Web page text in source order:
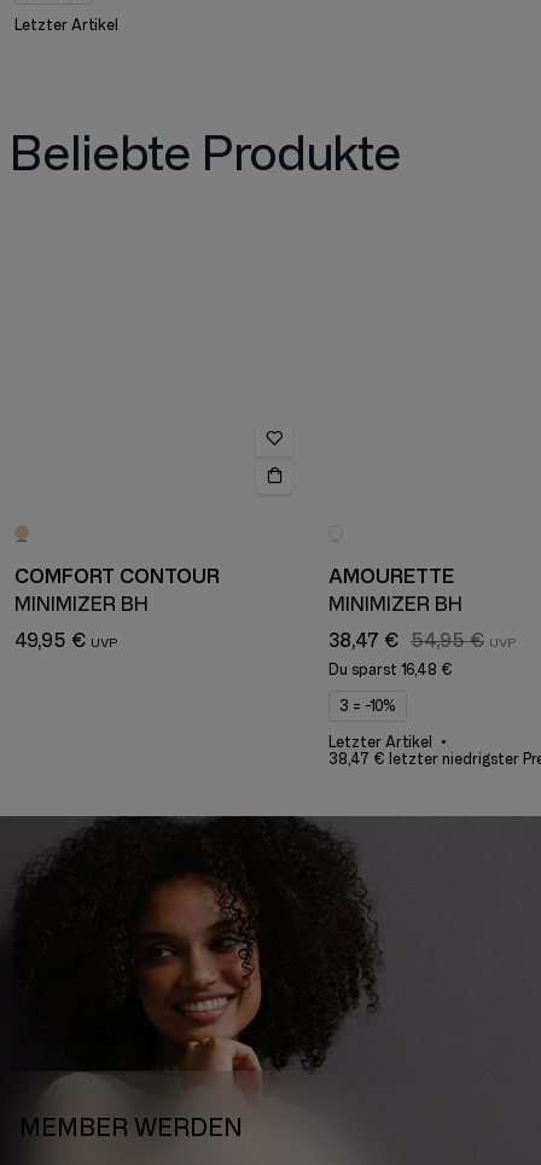
Letzter Artikel
Beliebte Produkte
COMFORT CONTOUR
MINIMIZER BH
49,95 €
AMOURETTE
MINIMIZER BH
38,47 € 54,95 €
Du sparst 16,48 €
3 = -10%
Letzter Artikel
38,47 € letzter niedrigster
MEMBER WERDEN